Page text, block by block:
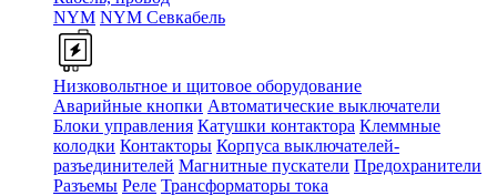
NYM NYM Севкабель
Низковольтное и щитовое оборудование
Аварийные кнопки Автоматические выключатели
Блоки управления Катушки контактора Клеммные
колодки Контакторы Корпуса выключателей-
разъединителей Магнитные пускатели Предохранители
Разъемы Реле Трансформаторы тока